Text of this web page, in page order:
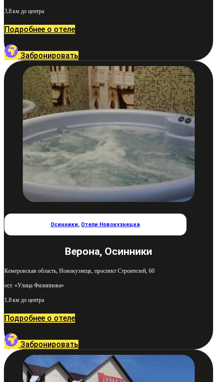
3,8 км до центра
Подробнее о отеле
Забронировать
Осинники, Отели Новокузнецка
Верона, Осинники
Кемеровская область, Новокузнецк, проспект Строителей, 60
ост. «Улица Филиппова»
1,8 км до центра
Подробнее о отеле
Забронировать